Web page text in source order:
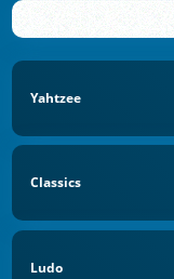
Yahtzee
Classics
Ludo